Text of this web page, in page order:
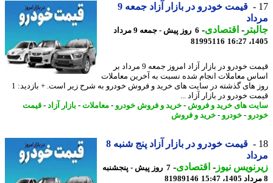
قیمت خودرو در بازار آزاد جمعه 9
-اقتصادی-
6 روز پیش - جمعه 9 مرداد
81995116
قیمت خودرو در بازار آزاد امروز جمعه 9 مرداد بر
معاملات انجام شده نسبت به آخرین معاملات
روز های گذشته در سایت های خرید و فروش خودرو به شرح زیر است. + بازدید: 1
خودرو در بازار آزاد ...
های خرید و فروش -خرید و فروش خودرو-معاملات-بازار آزاد - قیمت
-خودرو-خرید و فروش
قیمت خودرو در بازار آزاد پنج شنبه 8
نیوز-اقتصادی- 7 روز پیش - پنجشنبه
81989146